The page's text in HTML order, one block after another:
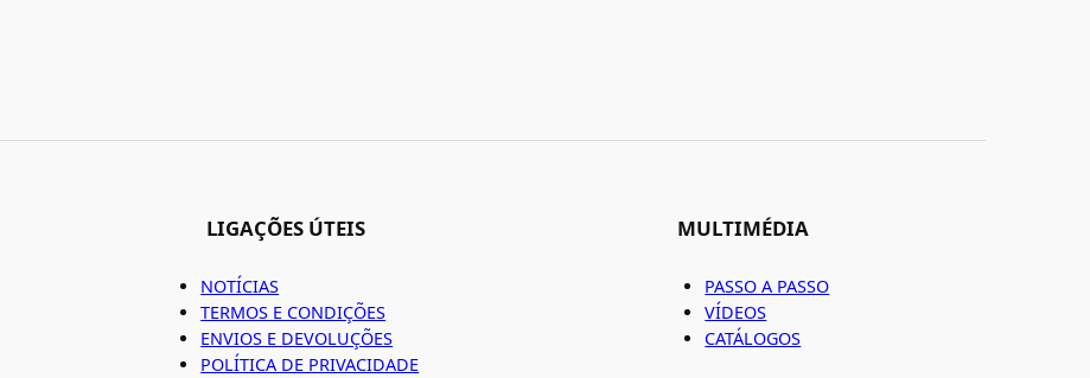
LIGAÇÕES ÚTEIS
NOTÍCIAS
TERMOS E CONDIÇÕES
ENVIOS E DEVOLUÇÕES
POLÍTICA DE PRIVACIDADE
MULTIMÉDIA
PASSO A PASSO
VÍDEOS
CATÁLOGOS